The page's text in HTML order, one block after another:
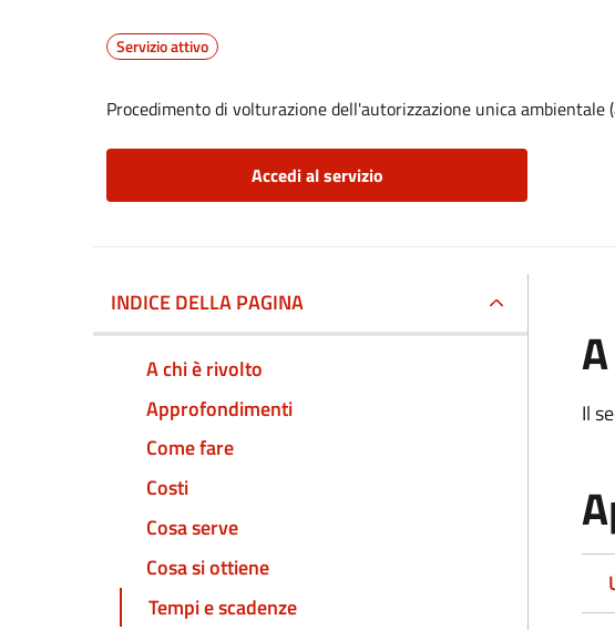
Servizio attivo
Procedimento di volturazione dell'autorizzazione unica ambientale
Accedi al servizio
INDICE DELLA PAGINA
A chi è rivolto
Approfondimenti
Come fare
Costi
Cosa serve
Cosa si ottiene
Tempi e scadenze
Il